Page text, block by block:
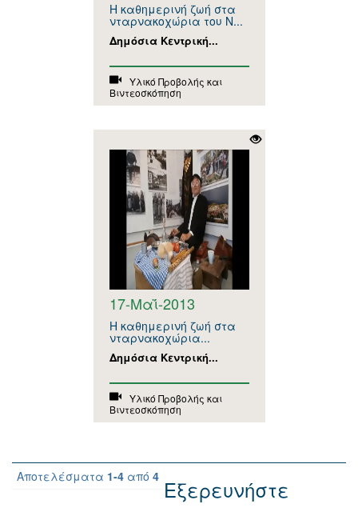
Η καθημερινή ζωή στα
νταρνακοχώρια του Ν...
Δημόσια Κεντρική...
Υλικό Προβολής και
Βιντεοσκόπηση
17-Μαΐ-2013
Η καθημερινή ζωή στα
νταρνακοχώρια...
Δημόσια Κεντρική...
Υλικό Προβολής και
Βιντεοσκόπηση
Αποτελέσματα 1-4 από 4 Εξερευνήστε